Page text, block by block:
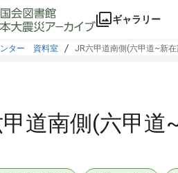
ギャラリー
ンター 資料室 JR六甲道南側(六甲道~新在
道南側(六甲道